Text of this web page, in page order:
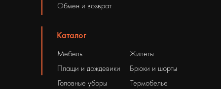
Обмен и возврат
Жилеты
Каталог
Плащи и дождевики
Головные уборы
Мебель
Брюки и шорты
Термобелье